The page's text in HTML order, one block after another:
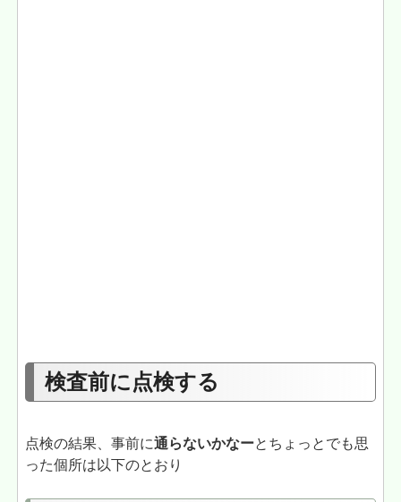
検査前に点検する
点検の結果、事前に通らないかなーとちょっとでも思
った個所は以下のとおり